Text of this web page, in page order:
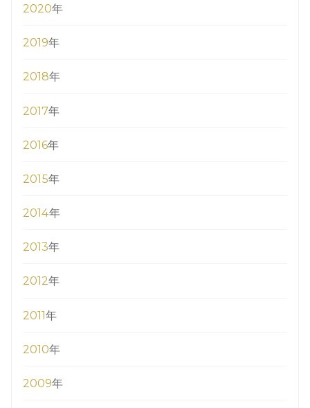
2020年
2019年
2018年
2017年
2016年
2015年
2014年
2013年
2012年
2011年
2010年
2009年